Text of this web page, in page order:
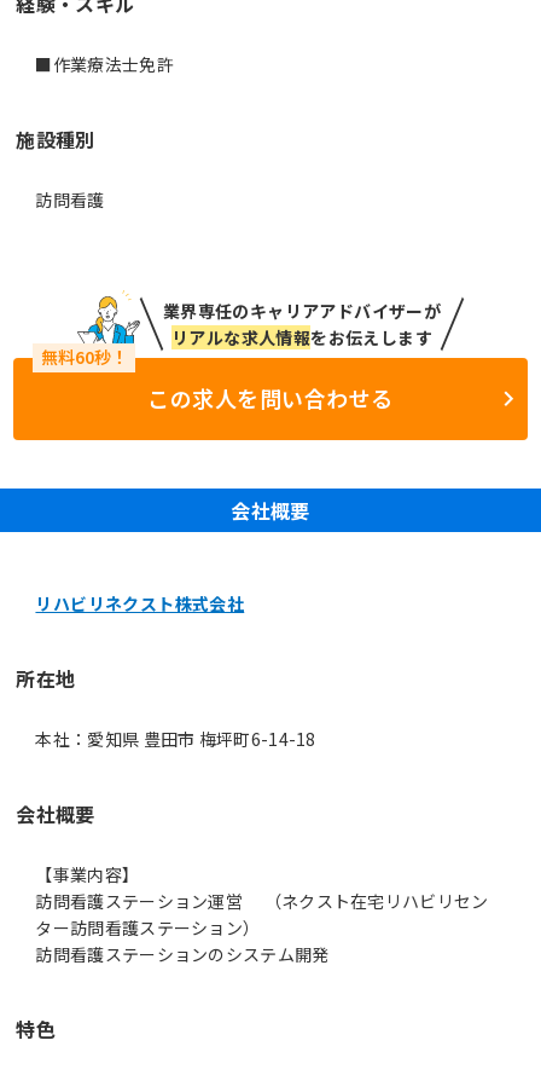
■作業療法士免許
施設種別
訪問看護
業界専任のキャリアアドバイザーが
リアルな求人情報をお伝えします
この求人を問い合わせる
会社概要
リハビリネクスト株式会社
所在地
本社：愛知県 豊田市 梅坪町6-14-18
会社概要
【事業内容】
訪問看護ステーション運営 （ネクスト在宅リハビリセン
ター訪問看護ステーション）
訪問看護ステーションのシステム開発
特色